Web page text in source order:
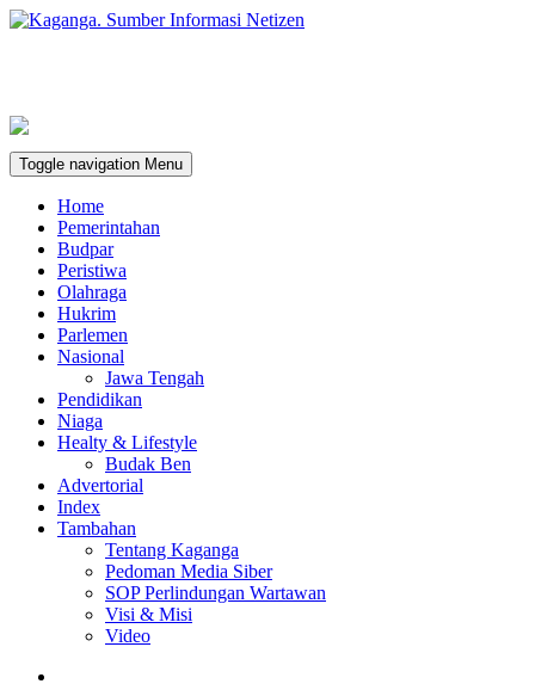
Toggle navigation Menu
Home
Pemerintahan
Budpar
Peristiwa
Olahraga
Hukrim
Parlemen
Nasional
Jawa Tengah
Pendidikan
Niaga
Healty & Lifestyle
Budak Ben
Advertorial
Index
Tambahan
Tentang Kaganga
Pedoman Media Siber
SOP Perlindungan Wartawan
Visi & Misi
Video